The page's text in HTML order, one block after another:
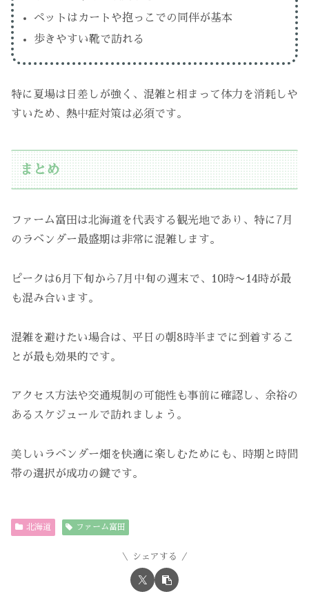
ペットはカートや抱っこでの同伴が基本
歩きやすい靴で訪れる
特に夏場は日差しが強く、混雑と相まって体力を消耗しや
すいため、熱中症対策は必須です。
まとめ
ファーム富田は北海道を代表する観光地であり、特に7月
のラベンダー最盛期は非常に混雑します。
ピークは6月下旬から7月中旬の週末で、10時〜14時が最
も混み合います。
混雑を避けたい場合は、平日の朝8時半までに到着するこ
とが最も効果的です。
アクセス方法や交通規制の可能性も事前に確認し、余裕の
あるスケジュールで訪れましょう。
美しいラベンダー畑を快適に楽しむためにも、時期と時間
帯の選択が成功の鍵です。
北海道 ファーム富田
シェアする